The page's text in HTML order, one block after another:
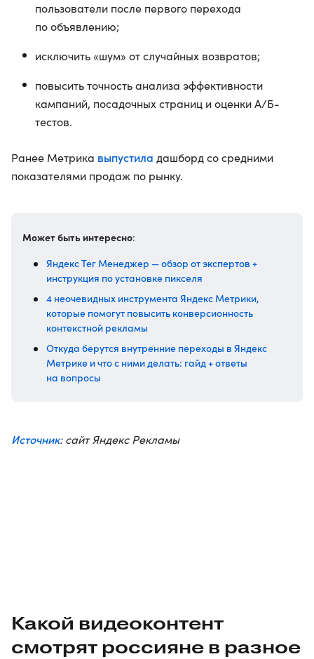
пользователи после первого перехода
по объявлению;
исключить «шум» от случайных возвратов;
повысить точность анализа эффективности
кампаний, посадочных страниц и оценки A/Б-
тестов.
Ранее Метрика выпустила дашборд со средними
показателями продаж по рынку.
Может быть интересно:
Яндекс Тег Менеджер — обзор от экспертов +
инструкция по установке пикселя
4 неочевидных инструмента Яндекс Метрики,
которые помогут повысить конверсионность
контекстной рекламы
Откуда берутся внутренние переходы в Яндекс
Метрике и что с ними делать: гайд + ответы
на вопросы
Источник: сайт Яндекс Рекламы
Какой видеоконтент
смотрят россияне в разное